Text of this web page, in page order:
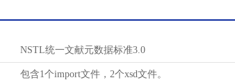
NSTL统一文献元数据标准3.0
包含1个import文件，2个xsd文件。